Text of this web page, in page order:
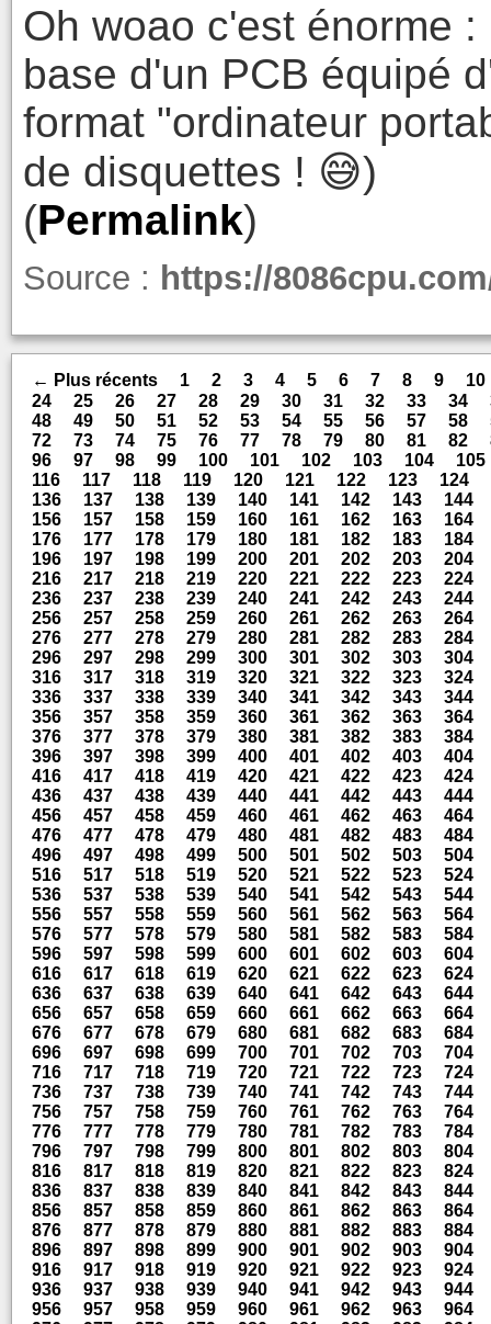
Oh woao c'est énorme
base d'un PCB équipé
format "ordinateur
de disquettes ! 😅)
(Permalink)
Source : https://
← Plus récents 1 2 3 4 5 6 7 8 9
10
24
25 26 27 28 29 30 31 32 33 34
48
49 50 51 52 53 54 55 56 57 58
72
73 74 75 76 77 78 79 80 81 82
96
97 98 99 100 101 102 103 104
105
116
117 118 119 120 121 122 123 124
136
137 138 139 140 141 142 143
144
156
157 158 159 160 161 162 163
164
176
177 178 179 180 181 182 183
184
196
197 198 199 200 201 202 203
204
216
217 218 219 220 221 222 223
224
236
237 238 239 240 241 242 243
244
256
257 258 259 260 261 262 263
264
276
277 278 279 280 281 282 283
284
296
297 298 299 300 301 302 303
304
316
317 318 319 320 321 322 323
324
336
337 338 339 340 341 342 343
344
356
357 358 359 360 361 362 363
364
376
377 378 379 380 381 382 383
384
396
397 398 399 400 401 402 403
404
416
417 418 419 420 421 422 423
424
436
437 438 439 440 441 442 443
444
456
457 458 459 460 461 462 463
464
476
477 478 479 480 481 482 483
484
496
497 498 499 500 501 502 503
504
516
517 518 519 520 521 522 523
524
536
537 538 539 540 541 542 543
544
556
557 558 559 560 561 562 563
564
576
577 578 579 580 581 582 583
584
596
597 598 599 600 601 602 603
604
616
617 618 619 620 621 622 623
624
636
637 638 639 640 641 642 643
644
656
657 658 659 660 661 662 663
664
676
677 678 679 680 681 682 683
684
696
697 698 699 700 701 702 703
704
716
717 718 719 720 721 722 723
724
736
737 738 739 740 741 742 743
744
756
757 758 759 760 761 762 763
764
776
777 778 779 780 781 782 783
784
796
797 798 799 800 801 802 803
804
816
817 818 819 820 821 822 823
824
836
837 838 839 840 841 842 843
844
856
857 858 859 860 861 862 863
864
876
877 878 879 880 881 882 883
884
896
897 898 899 900 901 902 903
904
916
917 918 919 920 921 922 923
924
936
937 938 939 940 941 942 943
944
956
957 958 959 960 961 962 963
964